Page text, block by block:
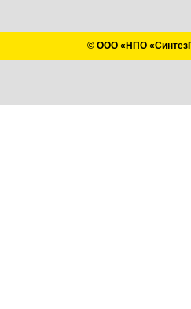
© ООО «НПО